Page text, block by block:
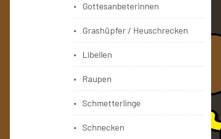
Gottesanbeterinnen
Grashüpfer / Heuschrecken
Libellen
Raupen
Schmetterlinge
Schnecken